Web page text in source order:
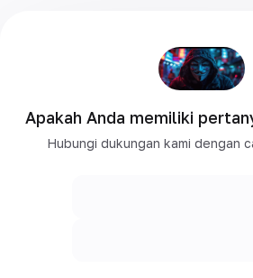
Apakah Anda memiliki
Hubungi dukungan kami dengan